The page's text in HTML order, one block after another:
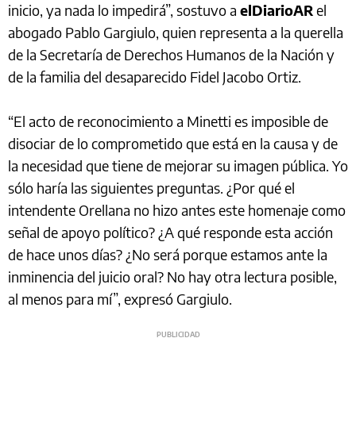
inicio, ya nada lo impedirá”, sostuvo a elDiarioARel
abogado Pablo Gargiulo, quien representa a la querella
de la Secretaría de Derechos Humanos de la Nación y
de la familia del desaparecido Fidel Jacobo Ortiz.
“El acto de reconocimiento a Minetti es imposible de
disociar de lo comprometido que está en la causa y de
la necesidad que tiene de mejorar su imagen pública. Yo
sólo haría las siguientes preguntas. ¿Por qué el
intendente Orellana no hizo antes este homenaje como
señal de apoyo político? ¿A qué responde esta acción
de hace unos días? ¿No será porque estamos ante la
inminencia del juicio oral? No hay otra lectura posible,
al menos para mí”, expresó Gargiulo.